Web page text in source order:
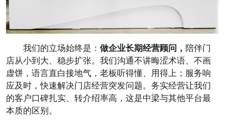
我们的立场始终是： 做企业长期经营顾问， 陪伴门
店从小到大、稳步扩张。我们沟通不讲晦涩术语、不画
虚饼，语言直白接地气，老板听得懂、用得上；服务响
应及时，快速解决门店经营突发问题。务实经营让我们
的客户口碑扎实、转介绍率高，这是中梁与其他平台最
本质的区别。